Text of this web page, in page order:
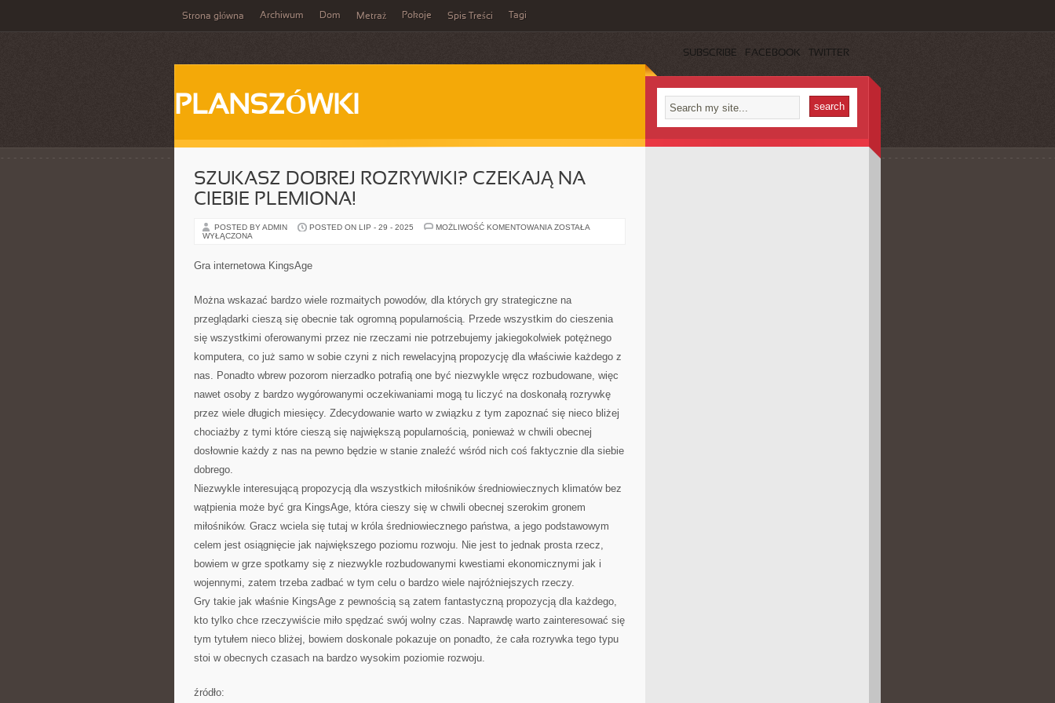
Strona główna Archiwum Dom Metraż Pokoje Spis Treści Tagi
SUBSCRIBE FACEBOOK TWITTER
PLANSZÓWKI
SZUKASZ DOBREJ ROZRYWKI? CZEKAJĄ NA
CIEBIE PLEMIONA!
POSTED BY ADMIN POSTED ON LIP - 29 - 2025 MOŻLIWOŚĆ KOMENTOWANIA SZUKASZ
ZOSTAŁA
WYŁĄCZONA
Gra internetowa KingsAge
Można wskazać bardzo wiele rozmaitych powodów, dla których gry strategiczne na
przeglądarki cieszą się obecnie tak ogromną popularnością. Przede wszystkim do cieszenia
się wszystkimi oferowanymi przez nie rzeczami nie potrzebujemy jakiegokolwiek potężnego
komputera, co już samo w sobie czyni z nich rewelacyjną propozycję dla właściwie każdego z
nas. Ponadto wbrew pozorom nierzadko potrafią one być niezwykle wręcz rozbudowane, więc
nawet osoby z bardzo wygórowanymi oczekiwaniami mogą tu liczyć na doskonałą rozrywkę
przez wiele długich miesięcy. Zdecydowanie warto w związku z tym zapoznać się nieco bliżej
chociażby z tymi które cieszą się największą popularnością, ponieważ w chwili obecnej
dosłownie każdy z nas na pewno będzie w stanie znaleźć wśród nich coś faktycznie dla siebie
dobrego.
Niezwykle interesującą propozycją dla wszystkich miłośników średniowiecznych klimatów bez
wątpienia może być gra KingsAge, która cieszy się w chwili obecnej szerokim gronem
miłośników. Gracz wciela się tutaj w króla średniowiecznego państwa, a jego podstawowym
celem jest osiągnięcie jak największego poziomu rozwoju. Nie jest to jednak prosta rzecz,
bowiem w grze spotkamy się z niezwykle rozbudowanymi kwestiami ekonomicznymi jak i
wojennymi, zatem trzeba zadbać w tym celu o bardzo wiele najróżniejszych rzeczy.
Gry takie jak właśnie KingsAge z pewnością są zatem fantastyczną propozycją dla każdego,
kto tylko chce rzeczywiście miło spędzać swój wolny czas. Naprawdę warto zainteresować się
tym tytułem nieco bliżej, bowiem doskonale pokazuje on ponadto, że cała rozrywka tego typu
stoi w obecnych czasach na bardzo wysokim poziomie rozwoju.
źródło: